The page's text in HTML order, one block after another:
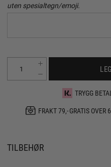
uten spesialtegn/emoji.
TRYGG
FRAKT 79,- GRATIS OVER
TILBEHØR